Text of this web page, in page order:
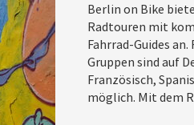
Berlin on Bike
Radtouren mit
Fahrrad-Guides
Gruppen sind auf
Französisch,
möglich. Mit dem